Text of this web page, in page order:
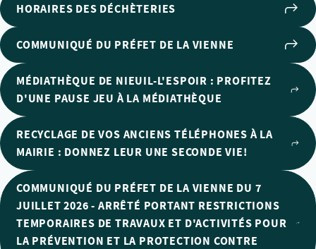
HORAIRES DES DÉCHÈTERIES
COMMUNIQUÉ DU PRÉFET DE LA VIENNE
MÉDIATHÈQUE DE NIEUIL-L'ESPOIR : PROFITEZ
D'UNE PAUSE JEU À LA MÉDIATHÈQUE
RECYCLAGE DE VOS ANCIENS TÉLÉPHONES À LA
MAIRIE : DONNEZ LEUR UNE SECONDE VIE!
COMMUNIQUÉ DU PRÉFET DE LA VIENNE DU 7
JUILLET 2026 - ARRÊTÉ PORTANT RESTRICTIONS
TEMPORAIRES DE TRAVAUX ET D'ACTIVITÉS POUR
LA PRÉVENTION ET LA PROTECTION CONTRE